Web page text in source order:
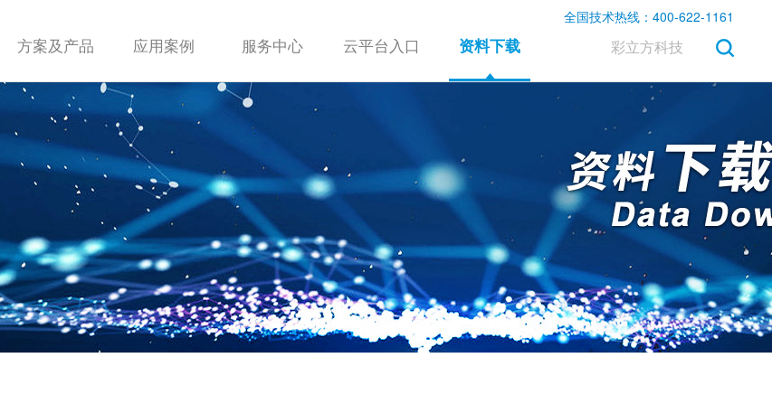
方案及产品 应用案例 服务中心 云平台入口 资料下载 彩立方科技
全国技术热线：400-622-1161